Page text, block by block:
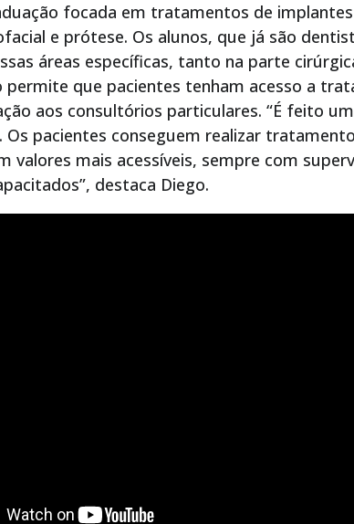
focada em tratamentos de
e prótese. Os alunos, que já são
áreas específicas, tanto na parte
permite que pacientes tenham acesso a
aos consultórios particulares. “É feito
Os pacientes conseguem realizar
valores mais acessíveis, sempre com
destaca Diego.